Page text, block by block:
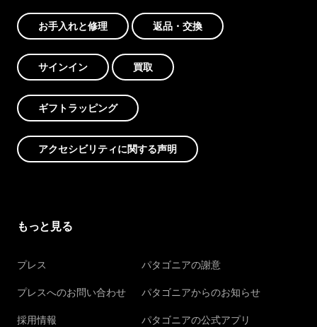
お手入れと修理 返品・交換
サインイン 買取
ギフトラッピング
アクセシビリティに関する声明
もっと見る
プレス
プレスへのお問い合わせ
採用情報
パタゴニアの謝意
パタゴニアからのお知らせ
パタゴニアの公式アプリ